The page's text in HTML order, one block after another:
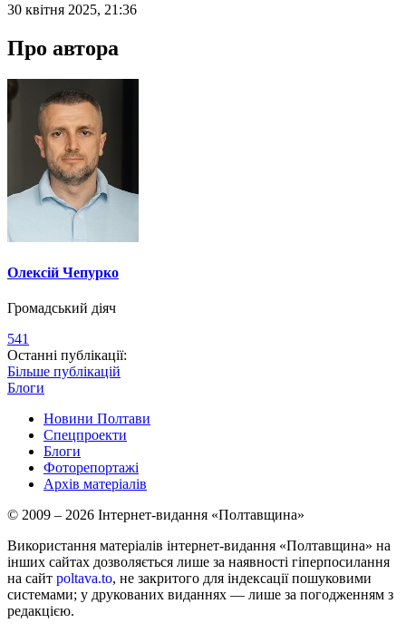
30 квітня 2025, 21:36
Про автора
Олексій Чепурко
Громадський діяч
541
Останні публікації:
Більше публікацій
Блоги
Новини Полтави
Спецпроекти
Блоги
Фоторепортажі
Архів матеріалів
© 2009 – 2026 Інтернет-видання «Полтавщина»
Використання матеріалів інтернет-видання «Полтавщина» на
інших сайтах дозволяється лише за наявності гіперпосилання
на сайт poltava.to, не закритого для індексації пошуковими
системами; у друкованих виданнях — лише за погодженням з
редакцією.